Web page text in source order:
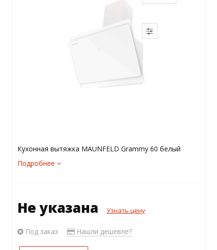
Кухонная вытяжка MAUNFELD Grammy 60 белый
Подробнее
Не указана Узнать цену
Под заказ Нашли дешевле?